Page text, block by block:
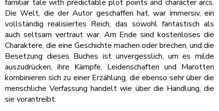
familiar tale with predictable plot points and character arcs.
Die Welt, die der Autor geschaffen hat, war immersiv, ein
vollständig realisiertes Reich, das sowohl fantastisch als
auch seltsam vertraut war. Am Ende sind kostenloses die
Charaktere, die eine Geschichte machen oder brechen, und die
Besetzung dieses Buches ist unvergesslich, um es milde
auszudrücken, ihre Kämpfe, Leidenschaften und Marotten
kombinieren sich zu einer Erzählung, die ebenso sehr über die
menschliche Verfassung handelt wie über die Handlung, die
sie vorantreibt.